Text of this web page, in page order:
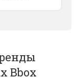
Bbox